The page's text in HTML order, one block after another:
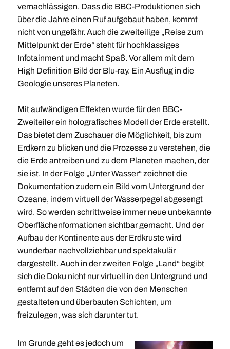
vernachlässigen. Dass die BBC-Produktionen sich
über die Jahre einen Ruf aufgebaut haben, kommt
nicht von ungefähr. Auch die zweiteilige „Reise zum
Mittelpunkt der Erde“ steht für hochklassiges
Infotainment und macht Spaß. Vor allem mit dem
High Definition Bild der Blu-ray. Ein Ausflug in die
Geologie unseres Planeten.
Mit aufwändigen Effekten wurde für den BBC-
Zweiteiler ein holografisches Modell der Erde erstellt.
Das bietet dem Zuschauer die Möglichkeit, bis zum
Erdkern zu blicken und die Prozesse zu verstehen, die
die Erde antreiben und zu dem Planeten machen, der
sie ist. In der Folge „Unter Wasser“ zeichnet die
Dokumentation zudem ein Bild vom Untergrund der
Ozeane, indem virtuell der Wasserpegel abgesengt
wird. So werden schrittweise immer neue unbekannte
Oberflächenformationen sichtbar gemacht. Und der
Aufbau der Kontinente aus der Erdkruste wird
wunderbar nachvollziehbar und spektakulär
dargestellt. Auch in der zweiten Folge „Land“ begibt
sich die Doku nicht nur virtuell in den Untergrund und
entfernt auf den Städten die von den Menschen
gestalteten und überbauten Schichten, um
freizulegen, was sich darunter tut.
Im Grunde geht es jedoch um